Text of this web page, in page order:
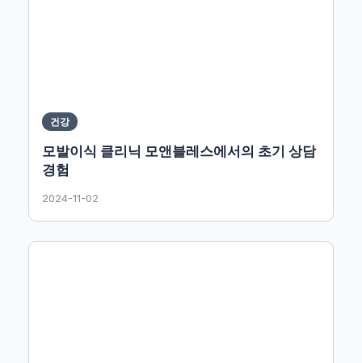
건강
모발이식 클리닉 모앤블레스에서의 초기 상담
경험
2024-11-02